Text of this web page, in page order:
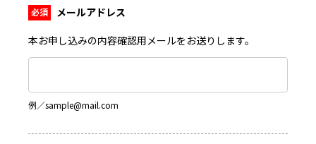
メールアドレス
本お申し込みの内容確認用メールをお送りします。
例／sample@mail.com